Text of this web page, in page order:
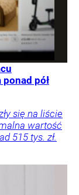
pół
się na liście
wartość
515 tys. zł.